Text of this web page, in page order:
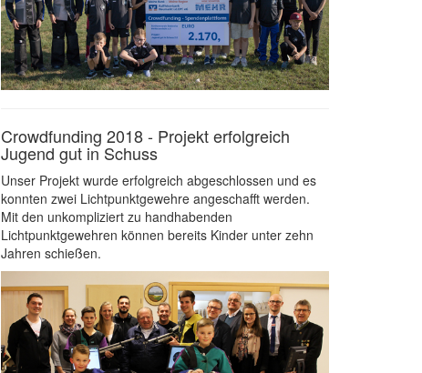
Crowdfunding 2018 - Projekt erfolgreich
Jugend gut in Schuss
Unser Projekt wurde erfolgreich abgeschlossen und es
konnten zwei Lichtpunktgewehre angeschafft werden.
Mit den unkompliziert zu handhabenden
Lichtpunktgewehren können bereits Kinder unter zehn
Jahren schießen.